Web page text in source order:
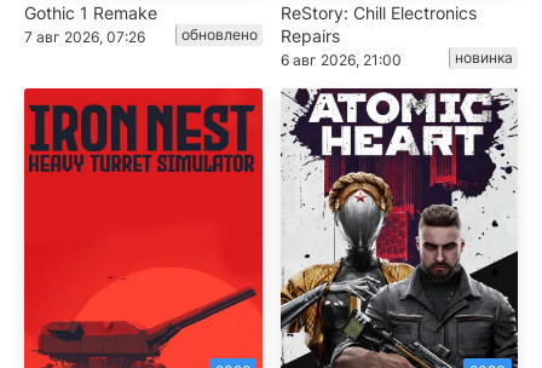
Gothic 1 Remake
7 авг 2026, 07:26 обновлено
ReStory: Chill Electronics
Repairs
6 авг 2026, 21:00 новинка